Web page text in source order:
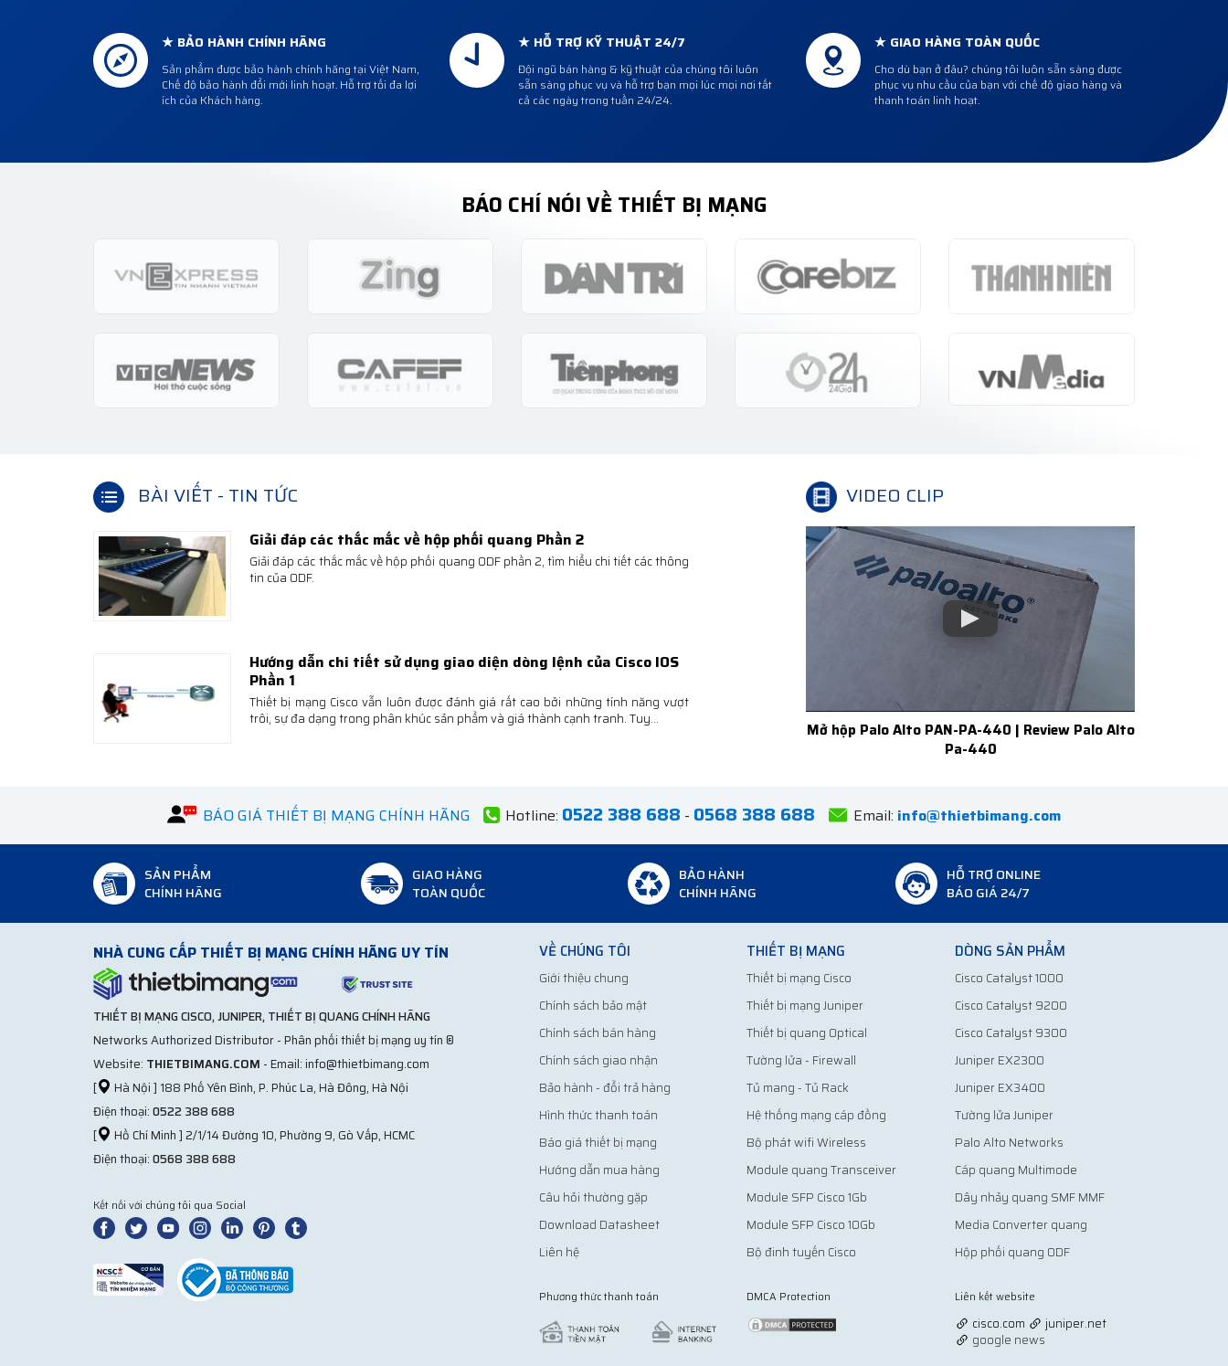
★ BẢO HÀNH CHÍNH HÃNG
Sản phẩm được bảo hành chính hãng tại Việt Nam,
Chế độ bảo hành đổi mới linh hoạt. Hỗ trợ tối đa lợi
ích của Khách hàng.
★ HỖ TRỢ KỸ THUẬT 24/7
Đội ngũ bán hàng & kỹ thuật của chúng tôi luôn
sẵn sàng phục vụ và hỗ trợ bạn mọi lúc mọi nơi tất
cả các ngày trong tuần 24/24.
★ GIAO HÀNG TOÀN QUỐC
Cho dù bạn ở đâu? chúng tôi luôn sẵn sàng được
phục vụ nhu cầu của bạn với chế độ giao hàng và
thanh toán linh hoạt.
BÁO CHÍ NÓI VỀ THIẾT BỊ MẠNG
BÀI VIẾT - TIN TỨC
Giải đáp các thắc mắc về hộp phối quang Phần 2
Giải đáp các thắc mắc về hộp phối quang ODF phần 2, tìm hiểu chi tiết các thông
tin của ODF.
Hướng dẫn chi tiết sử dụng giao diện dòng lệnh của Cisco IOS
Phần 1
Thiết bị mạng Cisco vẫn luôn được đánh giá rất cao bởi những tính năng vượt
trôi, sự đa dạng trong phân khúc sản phẩm và giá thành cạnh tranh. Tuy...
VIDEO CLIP
Mở hộp Palo Alto PAN-PA-440 | Review Palo Alto
Pa-440
BÁO GIÁ THIẾT BỊ MẠNG CHÍNH HÃNG Hotline: 0522 388 688 - 0568 388 688 Email: info@thietbimang.com
SẢN PHẨM
CHÍNH HÃNG
GIAO HÀNG
TOÀN QUỐC
BẢO HÀNH
CHÍNH HÃNG
HỖ TRỢ ONLINE
BÁO GIÁ 24/7
NHÀ CUNG CẤP THIẾT BỊ MẠNG CHÍNH HÃNG UY TÍN
THIẾT BỊ MẠNG CISCO, JUNIPER, THIẾT BỊ QUANG CHÍNH HÃNG
Networks Authorized Distributor - Phân phối thiết bị mạng uy tín ®
Website: THIETBIMANG.COM - Email: info@thietbimang.com
[
Hà Nội ] 188 Phố Yên Bình, P. Phúc La, Hà Đông, Hà Nội
Điện thoại:0522 388 688
[
Hồ Chí Minh ] 2/1/14 Đường 10, Phường 9, Gò Vấp, HCMC
Điện thoại:0568 388 688
Kết nối với chúng tôi qua Social
VỀ CHÚNG TÔI
Giới thiệu chung
Chính sách bảo mật
Chính sách bán hàng
Chính sách giao nhận
Bảo hành - đổi trả hàng
Hình thức thanh toán
Báo giá thiết bị mạng
Hướng dẫn mua hàng
Câu hỏi thường gặp
Download Datasheet
Liên hệ
Phương thức thanh toán
THIẾT BỊ MẠNG
Thiết bị mạng Cisco
Thiết bị mạng Juniper
Thiết bị quang Optical
Tường lửa - Firewall
Tủ mang - Tủ Rack
Hệ thống mạng cáp đồng
Bộ phát wifi Wireless
Module quang Transceiver
Module SFP Cisco 1Gb
Module SFP Cisco 10Gb
Bộ đinh tuyến Cisco
DMCA Protection
DÒNG SẢN PHẨM
Cisco Catalyst 1000
Cisco Catalyst 9200
Cisco Catalyst 9300
Juniper EX2300
Juniper EX3400
Tường lửa Juniper
Palo Alto Networks
Cáp quang Multimode
Dây nhảy quang SMF MMF
Media Converter quang
Hộp phối quang ODF
Liên kết website
cisco.com
juniper.net
google news